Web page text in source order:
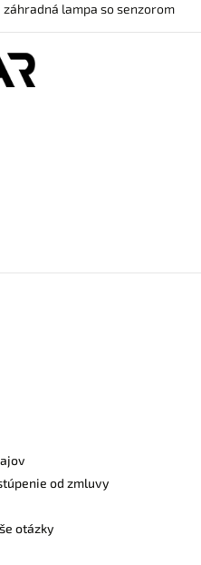
záhradná lampa so senzorom
od zmluvy
otázky